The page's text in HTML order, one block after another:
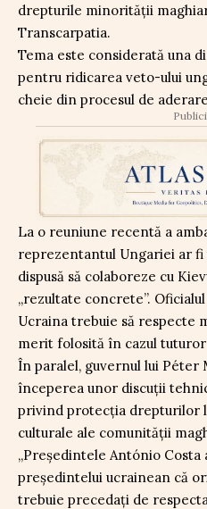
drepturile minorității
Transcarpatia.
Tema este considerată una
pentru ridicarea veto-ului
cheie din procesul de
La o reuniune recentă a
reprezentantul Ungariei ar fi
dispusă să colaboreze cu
„rezultate concrete”.
Ucraina trebuie să respecte
merit folosită în cazul
În paralel, guvernul lui Péter
începerea unor discuții
privind protecția drepturilor
culturale ale comunității
„Președintele António Costa
președintelui ucrainean că
trebuie precedați de